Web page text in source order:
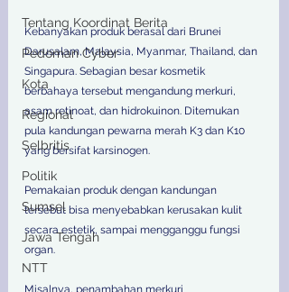
Tentang Koordinat Berita
Pedoman Cyber
Kota
Regional
Selbritis
Politik
Sumsel
Jawa Tengah
NTT
Kebanyakan produk berasal dari Brunei
Darusalam, Malaysia, Myanmar, Thailand, dan
Singapura. Sebagian besar kosmetik
berbahaya tersebut mengandung merkuri,
asam retinoat, dan hidrokuinon. Ditemukan
pula kandungan pewarna merah K3 dan K10
yang bersifat karsinogen.
Pemakaian produk dengan kandungan
tersebut bisa menyebabkan kerusakan kulit
secara estetik, sampai mengganggu fungsi
organ.